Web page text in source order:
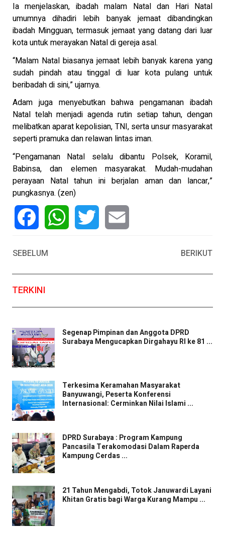
Ia menjelaskan, ibadah malam Natal dan Hari Natal
umumnya dihadiri lebih banyak jemaat dibandingkan
ibadah Mingguan, termasuk jemaat yang datang dari luar
kota untuk merayakan Natal di gereja asal.
“Malam Natal biasanya jemaat lebih banyak karena yang
sudah pindah atau tinggal di luar kota pulang untuk
beribadah di sini,” ujarnya.
Adam juga menyebutkan bahwa pengamanan ibadah
Natal telah menjadi agenda rutin setiap tahun, dengan
melibatkan aparat kepolisian, TNI, serta unsur masyarakat
seperti pramuka dan relawan lintas iman.
“Pengamanan Natal selalu dibantu Polsek, Koramil,
Babinsa, dan elemen masyarakat. Mudah-mudahan
perayaan Natal tahun ini berjalan aman dan lancar,”
pungkasnya. (zen)
SEBELUM
BERIKUT
TERKINI
Segenap Pimpinan dan Anggota DPRD
Surabaya Mengucapkan Dirgahayu RI ke 81 ...
Terkesima Keramahan Masyarakat
Banyuwangi, Peserta Konferensi
Internasional: Cerminkan Nilai Islami ...
DPRD Surabaya : Program Kampung
Pancasila Terakomodasi Dalam Raperda
Kampung Cerdas ...
21 Tahun Mengabdi, Totok Januwardi Layani
Khitan Gratis bagi Warga Kurang Mampu ...